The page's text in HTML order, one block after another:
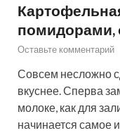
помидорами,
Оставьте комментарий
Совсем несложно
вкуснее. Сперва
молоке, как для
начинается самое